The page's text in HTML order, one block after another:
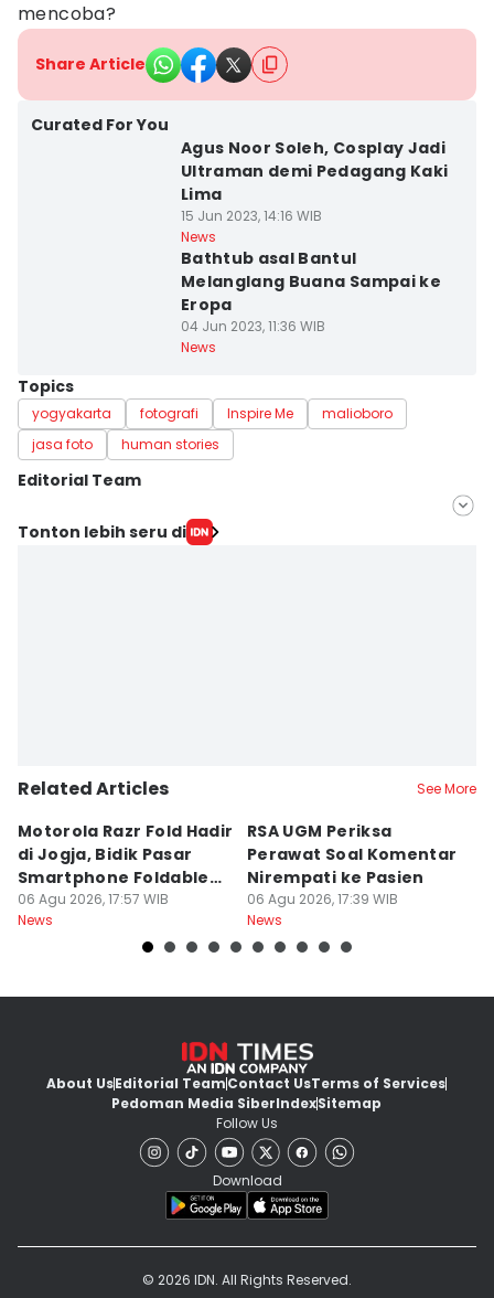
mencoba?
Share Article
Curated For You
Agus Noor Soleh, Cosplay Jadi
Ultraman demi Pedagang Kaki
Lima
15 Jun 2023, 14:16 WIB
News
Bathtub asal Bantul
Melanglang Buana Sampai ke
Eropa
04 Jun 2023, 11:36 WIB
News
Topics
yogyakarta fotografi Inspire Me
malioboro
jasa foto
human stories
Editorial Team
Editor
Tonton lebih seru di
Related Articles See More
Motorola Razr Fold Hadir
di Jogja, Bidik Pasar
Smartphone Foldable
Premium
06 Agu 2026, 17:57 WIB
News
RSA UGM Periksa
Perawat Soal Komentar
Nirempati ke Pasien
06 Agu 2026, 17:39 WIB
News
About UsEditorial TeamContact UsTerms of Services
Pedoman Media SiberIndexSitemap
Follow Us
Download
© 2026 IDN. All Rights Reserved.